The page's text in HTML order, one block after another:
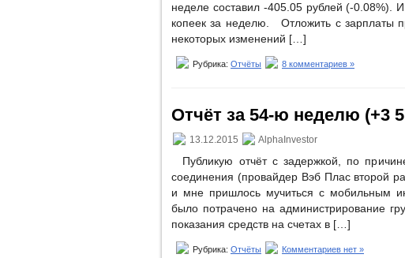
неделе составил -405.05 рублей (-0.08%).
копеек за неделю. Отложить с зарплаты
некоторых изменений […]
Рубрика: Отчёты 8 комментариев »
Отчёт за 54-ю неделю (+3
13.12.2015 AlphaInvestor
Публикую отчёт с задержкой, по
соединения (провайдер Вэб Плас второй
и мне пришлось мучиться с мобильным
было потрачено на администрирование
показания средств на счетах в […]
Рубрика: Отчёты Комментариев нет »